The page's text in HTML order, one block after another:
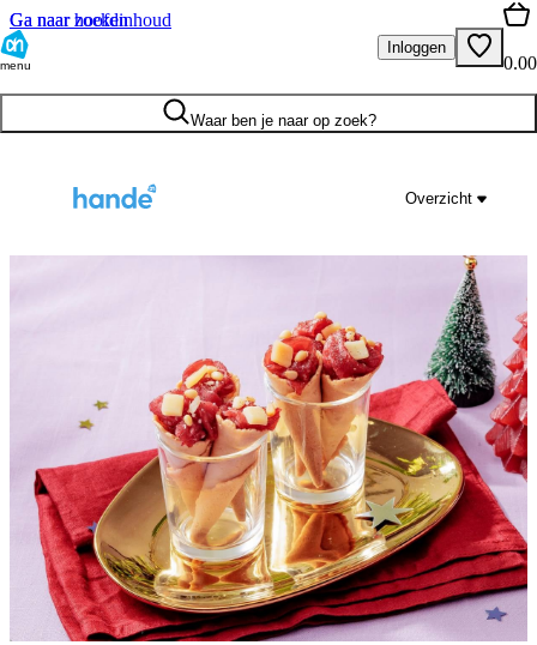
Ga naar hoofdinhoud
Ga naar zoeken
menu
Inloggen
0.00
Waar ben je naar op zoek?
Overzicht